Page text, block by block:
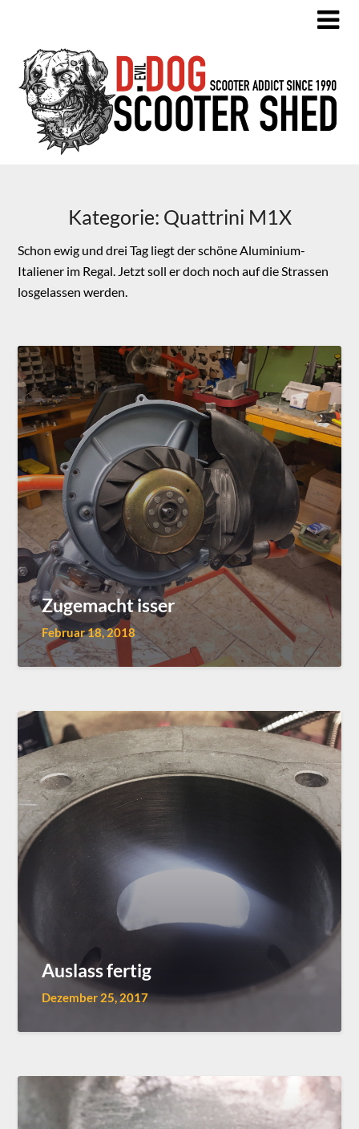
content
Kategorie: Quattrini M1X
Schon ewig und drei Tag liegt der schöne Aluminium-
Italiener im Regal. Jetzt soll er doch noch auf die Strassen
losgelassen werden.
Zugemacht isser
Februar 18, 2018
Auslass fertig
Dezember 25, 2017